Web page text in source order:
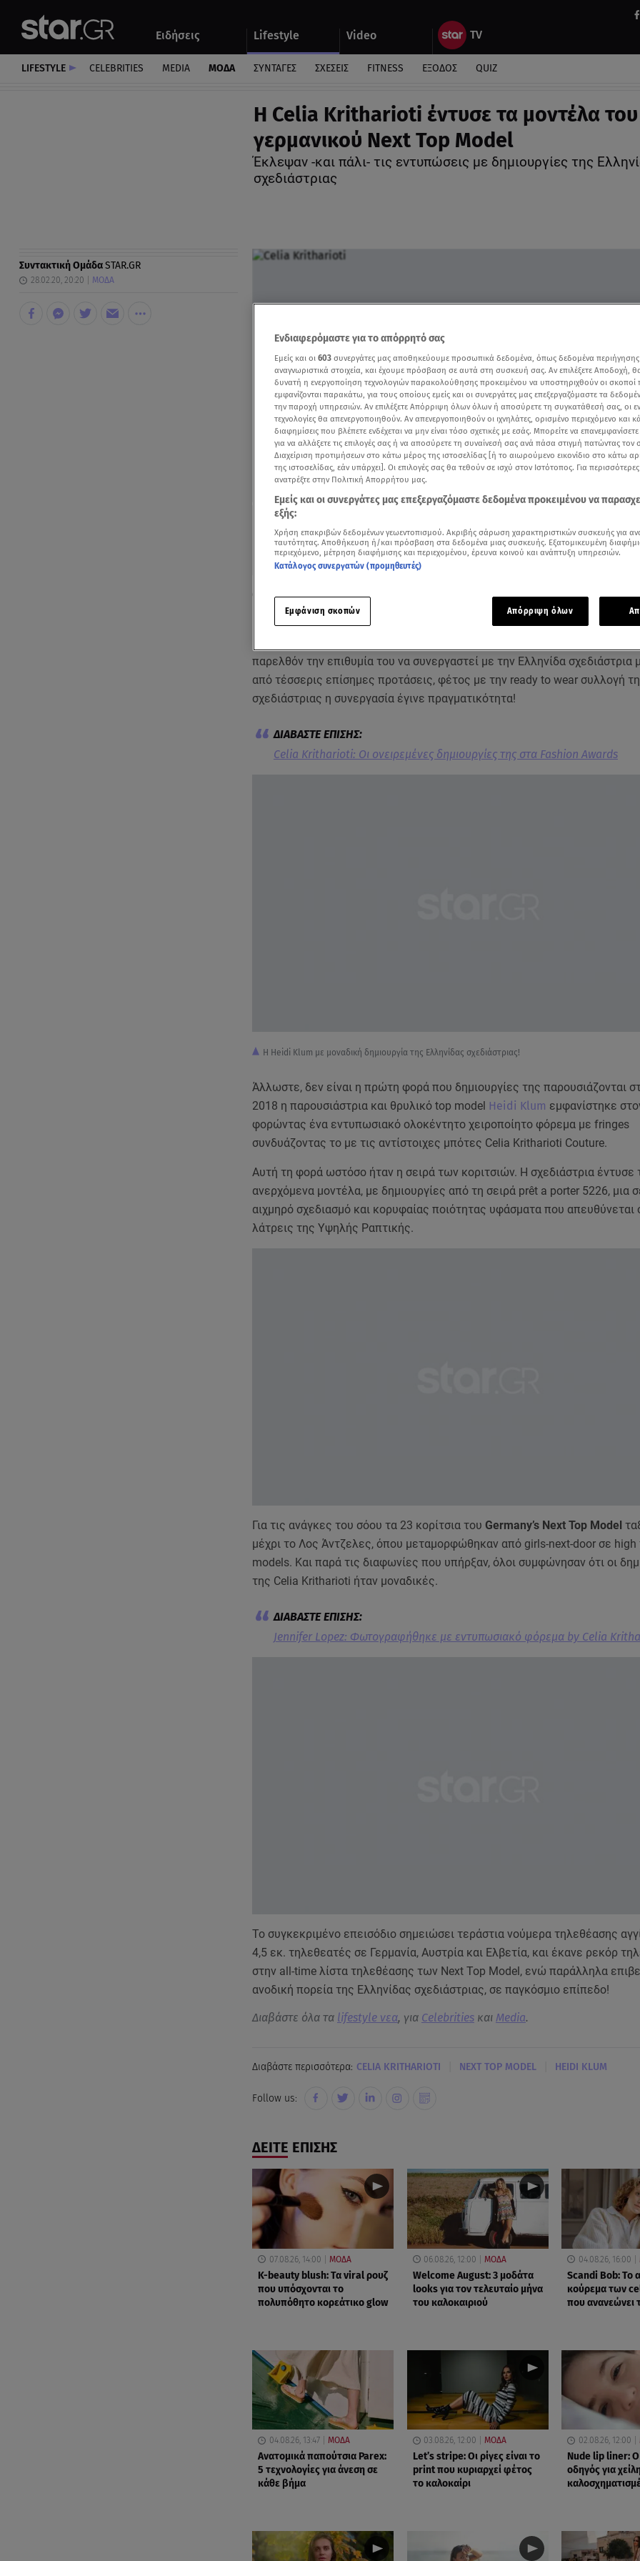
Ειδήσεις Lifestyle Video
Αυτοκίνητο
LIFESTYLE CELEBRITIES MEDIA ΜΟΔΑ ΣΥΝΤΑΓΕΣ ΣΧΕΣΕΙΣ FITNESS ΕΞΟΔΟΣ QUIZ
H Celia Kritharioti έντυσε τα μοντέλα του
γερμανικού Next Top Model
Έκλεψαν -και πάλι- τις εντυπώσεις με δημιουργίες της
σχεδιάστριας
Συντακτική ΟμάδαSTAR.GR
28.02.20, 20:20 ΜΟΔΑ
Add star.gr on Google
Οι δημιουργίες τηςCelia Kritharioti
δεν μπορούσαν να απουσιάζουν από
Next Top Model.
παρελθόν την επιθυμία του να συνεργαστεί με την Ελληνίδα
από τέσσερις επίσημες προτάσεις, φέτος με την ready to wear συλλογή
σχεδιάστριας η συνεργασία έγινε πραγματικότητα!
Celia Kritharioti: Oι ονειρεμένες δημιουργίες της στα Fashion Awards
Η Heidi Klum με μοναδική δημιουργία της Ελληνίδας σχεδιάστριας!
Άλλωστε, δεν είναι η πρώτη φορά που δημιουργίες της παρουσιάζονται
2018 η παρουσιάστρια και θρυλικό top model Heidi Klum εμφανίστηκε
φορώντας ένα εντυπωσιακό ολοκέντητο χειροποίητο φόρεμα με fringes
συνδυάζοντας το με τις αντίστοιχες μπότες Celia Kritharioti Couture.
Αυτή τη φορά ωστόσο ήταν η σειρά των κοριτσιών. Η σχεδιάστρια έντυσε
ανερχόμενα μοντέλα, με δημιουργίες από τη σειρά prêt a porter 5226, μια
αιχμηρό σχεδιασμό και κορυφαίας ποιότητας υφάσματα που απευθύνεται
λάτρεις της Υψηλής Ραπτικής.
Για τις ανάγκες του σόου τα 23 κορίτσια του Germany’s Next Top Model
μέχρι το Λος Άντζελες, όπου μεταμορφώθηκαν από girls-next-door σε
models. Kαι παρά τις διαφωνίες που υπήρξαν, όλοι συμφώνησαν ότι οι
της Celia Kritharioti ήταν μοναδικές.
Jennifer Lopez: Φωτογραφήθηκε με εντυπωσιακό φόρεμα by Celia
Το συγκεκριμένο επεισόδιο σημειώσει τεράστια νούμερα τηλεθέασης
4,5 εκ. τηλεθεατές σε Γερμανία, Αυστρία και Ελβετία, και έκανε ρεκόρ
στην all-time λίστα τηλεθέασης των Next Top Model, ενώ παράλληλα
ανοδική πορεία της Ελληνίδας σχεδιάστριας, σε παγκόσμιο επίπεδο!
Διαβάστε όλα τα lifestyle νεα, για Celebritiesκαι Media.
Διαβάστε περισσότερα: CELIA KRITHARIOTI NEXT TOP MODEL HEIDI KLUM
Follow us:
ΔΕΙΤΕ ΕΠΙΣΗΣ
07.08.26, 14:00 ΜΟΔΑ
K-beauty blush: Τα viral ρουζ
που υπόσχονται το
πολυπόθητο κορεάτικο glow
06.08.26, 12:00 ΜΟΔΑ
Welcome August: 3 μοδάτα
looks για τον τελευταίο μήνα
του καλοκαιριού
04.08.26, 16:00
Scandi Bob: Το
κούρεμα των
που
04.08.26, 13:47 ΜΟΔΑ
Ανατομικά παπούτσια Parex:
5 τεχνολογίες για άνεση σε
κάθε βήμα
03.08.26, 12:00 ΜΟΔΑ
Let’s stripe: Οι ρίγες είναι το
print που κυριαρχεί φέτος
το καλοκαίρι
02.08.26, 12:00
Nude lip liner:
οδηγός για
Ενδιαφερόμαστε για το απόρρητό σας
Εμείς και οι 603 συνεργάτες μας αποθηκεύουμε προσωπικά δεδομένα, όπως δεδομένα
αναγνωριστικά στοιχεία, και έχουμε πρόσβαση σε αυτά στη συσκευή σας. Αν επιλέξετε Αποδοχή,
δυνατή η ενεργοποίηση τεχνολογιών παρακολούθησης προκειμένου να υποστηριχθούν οι σκοποί
εμφανίζονται παρακάτω, για τους οποίους εμείς και οι συνεργάτες μας επεξεργαζόμαστε τα
την παροχή υπηρεσιών. Αν επιλέξετε Απόρριψη όλων όλων ή αποσύρετε τη συγκατάθεσή σας, οι
τεχνολογίες θα απενεργοποιηθούν. Αν απενεργοποιηθούν οι ιχνηλάτες, ορισμένο περιεχόμενο και
διαφημίσεις που βλέπετε ενδέχεται να μην είναι τόσο σχετικές με εσάς. Μπορείτε να
για να αλλάξετε τις επιλογές σας ή να αποσύρετε τη συναίνεσή σας ανά πάσα στιγμή πατώντας τον
Διαχείριση προτιμήσεων στο κάτω μέρος της ιστοσελίδας [ή το αιωρούμενο εικονίδιο στο κάτω
της ιστοσελίδας, εάν υπάρχει]. Οι επιλογές σας θα τεθούν σε ισχύ στον Ιστότοπος. Για
ανατρέξτε στην Πολιτική Απορρήτου μας.
Εμείς και οι συνεργάτες μας επεξεργαζόμαστε δεδομένα προκειμένου να
εξής:
Χρήση επακριβών δεδομένων γεωεντοπισμού. Ακριβής σάρωση χαρακτηριστικών συσκευής για
ταυτότητας. Αποθήκευση ή/και πρόσβαση στα δεδομένα μιας συσκευής. Εξατομικευμένη
περιεχόμενο, μέτρηση διαφήμισης και περιεχομένου, έρευνα κοινού και ανάπτυξη υπηρεσιών.
Κατάλογος συνεργατών (προμηθευτές)
Εμφάνιση σκοπών Απόρριψη όλων